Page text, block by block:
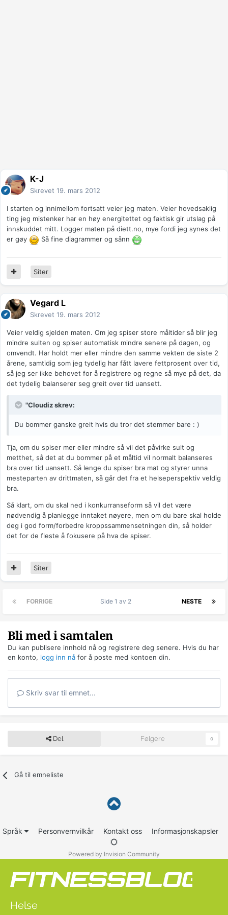
K-J
Skrevet 19. mars 2012
I starten og innimellom fortsatt veier jeg maten. Veier hovedsaklig
ting jeg mistenker har en høy energitettet og faktisk gir utslag på
innskuddet mitt. Logger maten på diett.no, mye fordi jeg synes det
er gøy
Så fine diagrammer og sånn
Siter
Vegard L
Skrevet 19. mars 2012
Veier veldig sjelden maten. Om jeg spiser store måltider så blir jeg
mindre sulten og spiser automatisk mindre senere på dagen, og
omvendt. Har holdt mer eller mindre den samme vekten de siste 2
årene, samtidig som jeg tydelig har fått lavere fettprosent over tid,
så jeg ser ikke behovet for å registrere og regne så mye på det, da
det tydelig balanserer seg greit over tid uansett.
"Cloudiz skrev:
Du bommer ganske greit hvis du tror det stemmer bare : )
Tja, om du spiser mer eller mindre så vil det påvirke sult og
metthet, så det at du bommer på et måltid vil normalt balanseres
bra over tid uansett. Så lenge du spiser bra mat og styrer unna
mesteparten av drittmaten, så går det fra et helseperspektiv veldig
bra.
Så klart, om du skal ned i konkurranseform så vil det være
nødvendig å planlegge inntaket nøyere, men om du bare skal holde
deg i god form/forbedre kroppssammensetningen din, så holder
det for de fleste å fokusere på hva de spiser.
Siter
FORRIGE NESTE
Side 1 av 2
Bli med i samtalen
Du kan publisere innhold nå og registrere deg senere. Hvis du har
en konto, logg inn nå for å poste med kontoen din.
Skriv svar til emnet...
Del Følgere 0
Gå til emneliste
Språk Personvernvilkår Kontakt oss Informasjonskapsler
Powered by Invision Community
Helse